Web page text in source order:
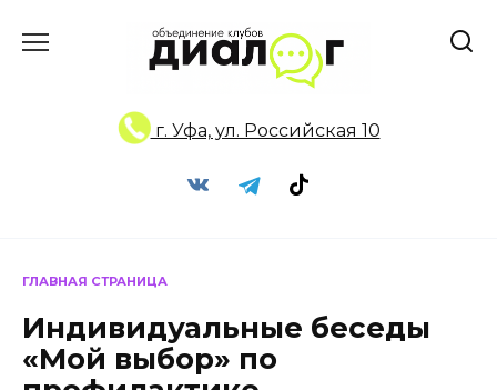
г. Уфа, ул. Российская 10
ГЛАВНАЯ СТРАНИЦА
Индивидуальные беседы
«Мой выбор» по